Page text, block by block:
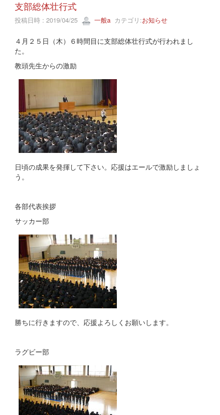
支部総体壮行式
投稿日時 : 2019/04/25 一般a カテゴリ:お知らせ
４月２５日（木）６時間目に支部総体壮行式が行われまし
た。
教頭先生からの激励
日頃の成果を発揮して下さい。応援はエールで激励しましょ
う。
各部代表挨拶
サッカー部
勝ちに行きますので、応援よろしくお願いします。
ラグビー部